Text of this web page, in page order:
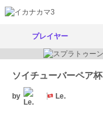
プレイヤー
ソイチューバーペア杯
by Le.